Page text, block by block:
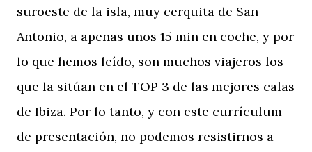
suroeste de la isla, muy cerquita de San
Antonio, a apenas unos 15 min en coche, y por
lo que hemos leído, son muchos viajeros los
que la sitúan en el TOP 3 de las mejores calas
de Ibiza. Por lo tanto, y con este currículum
de presentación, no podemos resistirnos a